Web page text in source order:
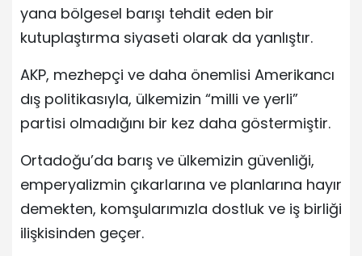
yana bölgesel barışı tehdit eden bir
kutuplaştırma siyaseti olarak da yanlıştır.
AKP, mezhepçi ve daha önemlisi Amerikancı
dış politikasıyla, ülkemizin “milli ve yerli”
partisi olmadığını bir kez daha göstermiştir.
Ortadoğu’da barış ve ülkemizin güvenliği,
emperyalizmin çıkarlarına ve planlarına hayır
demekten, komşularımızla dostluk ve iş birliği
ilişkisinden geçer.